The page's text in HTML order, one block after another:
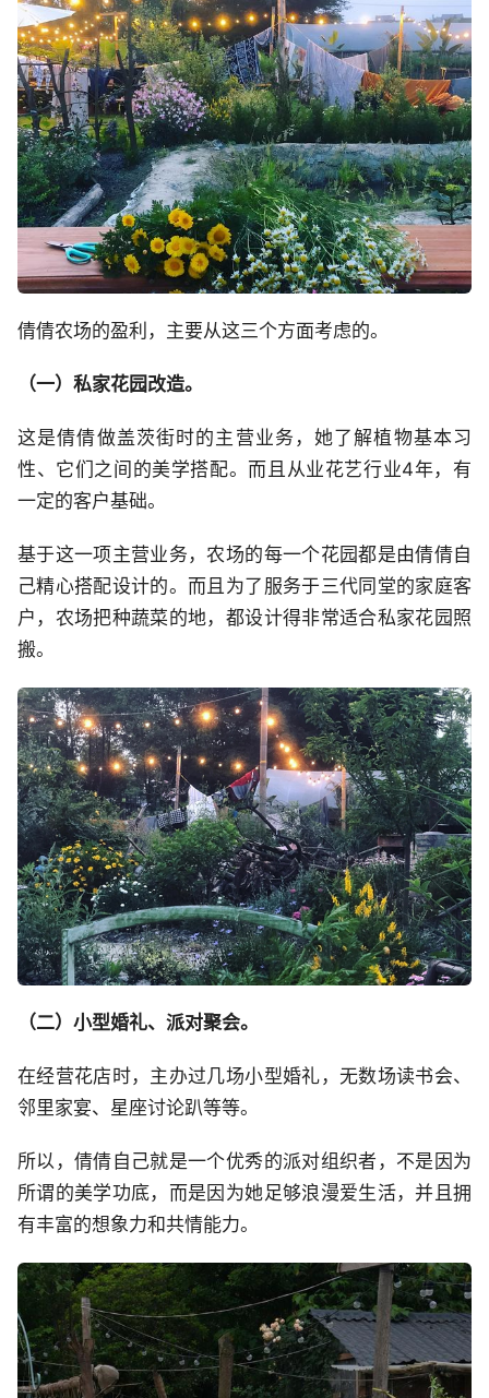
倩倩农场的盈利，主要从这三个方面考虑的。
（一）私家花园改造。
这是倩倩做盖茨街时的主营业务，她了解植物基本习
性、它们之间的美学搭配。而且从业花艺行业4年，有
一定的客户基础。
基于这一项主营业务，农场的每一个花园都是由倩倩自
己精心搭配设计的。而且为了服务于三代同堂的家庭客
户，农场把种蔬菜的地，都设计得非常适合私家花园照
搬。
（二）小型婚礼、派对聚会。
在经营花店时，主办过几场小型婚礼，无数场读书会、
邻里家宴、星座讨论趴等等。
所以，倩倩自己就是一个优秀的派对组织者，不是因为
所谓的美学功底，而是因为她足够浪漫爱生活，并且拥
有丰富的想象力和共情能力。